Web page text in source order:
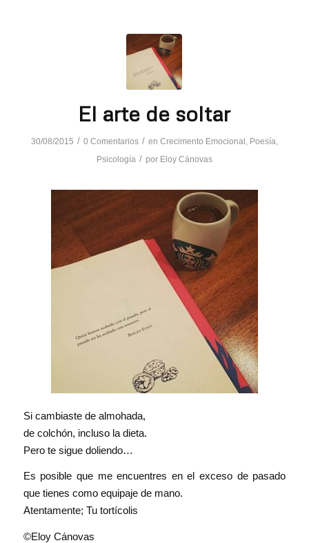
El arte de soltar
30/08/2015 / 0 Comentarios / en Crecimento Emocional, Poesía,
Psicología / por Eloy Cánovas
Si cambiaste de almohada,
de colchón, incluso la dieta.
Pero te sigue doliendo…
Es posible que me encuentres en el exceso de pasado
que tienes como equipaje de mano.
Atentamente; Tu tortícolis
©Eloy Cánovas